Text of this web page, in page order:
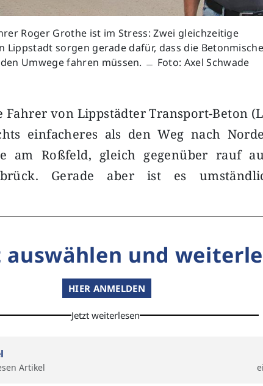
Roger Grothe ist im Stress: Zwei gleichzeitige
Lippstadt sorgen gerade dafür, dass die
Umwege fahren müssen. ﹘ Foto: Axel Schwade
Fahrer von Lippstädter Transport-Beton
einfacheres als den Weg nach
am Roßfeld, gleich gegenüber rauf
Gerade aber ist es
auswählen und
HIER ANMELDEN
Jetzt weiterlesen
Artikel